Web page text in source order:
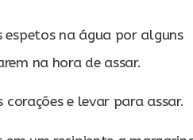
espetos na água por alguns
na hora de assar.
corações e levar para assar.